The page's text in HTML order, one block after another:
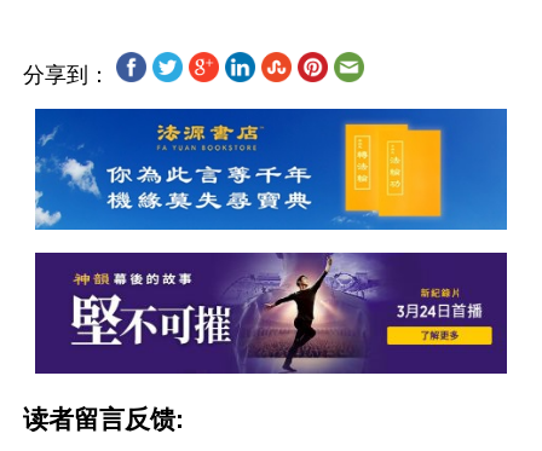
分享到：
读者留言反馈: